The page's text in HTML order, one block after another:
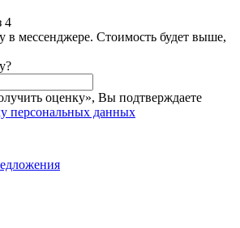
4
мессенджере. Стоимость будет выше,
оценку», Вы подтверждаете
персональных данных